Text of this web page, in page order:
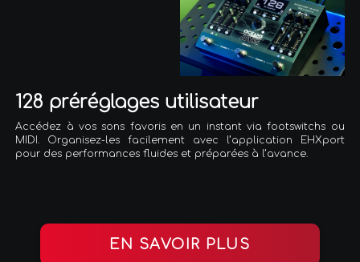
128 préréglages utilisateur
Accédez à vos sons favoris en un instant via footswitchs ou
MIDI. Organisez-les facilement avec l’application EHXport
pour des performances fluides et préparées à l’avance.
EN SAVOIR PLUS